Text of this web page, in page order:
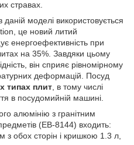
стравах.
моделі використовується
це новий литий
енергоефективність при
на 35%. Завдяки цьому
він сприяє рівномірному
деформацій. Посуд
типах плит, в тому числі
в посудомийній машині.
алюмінію з гранітним
(EB-8144) входить:
з обох сторін і кришкою 1.3 л,